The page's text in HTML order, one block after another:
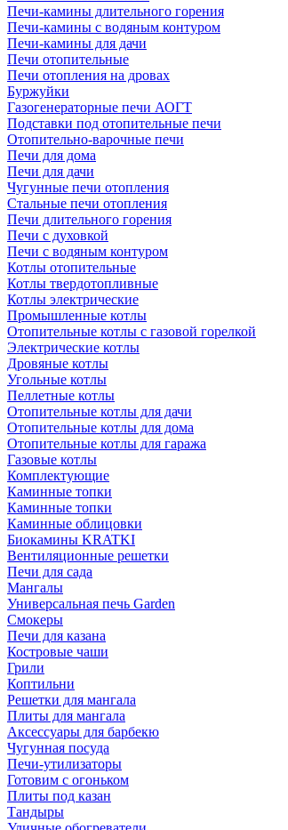
Печи-камины длительного горения
Печи-камины с водяным контуром
Печи-камины для дачи
Печи отопительные
Печи отопления на дровах
Буржуйки
Газогенераторные печи АОГТ
Подставки под отопительные печи
Отопительно-варочные печи
Печи для дома
Печи для дачи
Чугунные печи отопления
Стальные печи отопления
Печи длительного горения
Печи с духовкой
Печи с водяным контуром
Котлы отопительные
Котлы твердотопливные
Котлы электрические
Промышленные котлы
Отопительные котлы с газовой горелкой
Электрические котлы
Дровяные котлы
Угольные котлы
Пеллетные котлы
Отопительные котлы для дачи
Отопительные котлы для дома
Отопительные котлы для гаража
Газовые котлы
Комплектующие
Каминные топки
Каминные топки
Каминные облицовки
Биокамины KRATKI
Вентиляционные решетки
Печи для сада
Мангалы
Универсальная печь Garden
Смокеры
Печи для казана
Костровые чаши
Грили
Коптильни
Решетки для мангала
Плиты для мангала
Аксессуары для барбекю
Чугунная посуда
Печи-утилизаторы
Готовим с огоньком
Плиты под казан
Тандыры